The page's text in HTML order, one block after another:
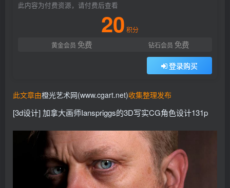
此内容为付费资源，请付费后查看
20 积分
黄金会员 免费 钻石会员 免费
登录购买
此文章由橙光艺术网(www.cgart.net)收集整理发布
[3d设计] 加拿大画师Ianspriggs的3D写实CG角色设计131p